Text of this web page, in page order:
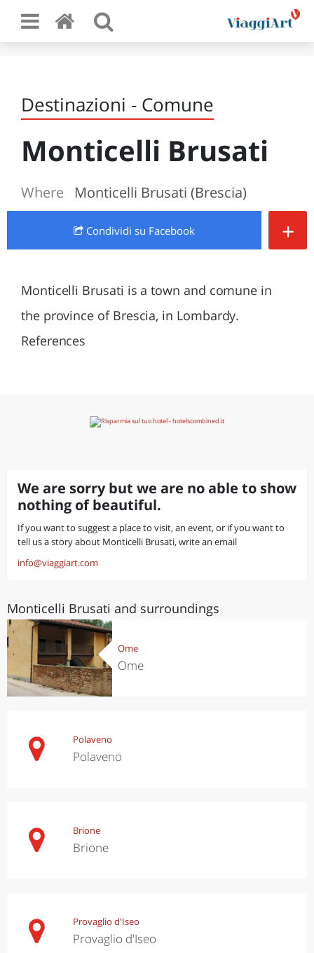
Destinazioni - Comune
Monticelli Brusati
Where Monticelli Brusati (Brescia)
Condividi su Facebook +
Monticelli Brusati is a town and comune in
the province of Brescia, in Lombardy.
References
We are sorry but we are no able to show
nothing of beautiful.
If you want to suggest a place to visit, an event, or if you want to
tell us a story about Monticelli Brusati, write an email
info@viaggiart.com
Monticelli Brusati and surroundings
Ome
Ome
Polaveno
Polaveno
Brione
Brione
Provaglio d'Iseo
Provaglio d'Iseo